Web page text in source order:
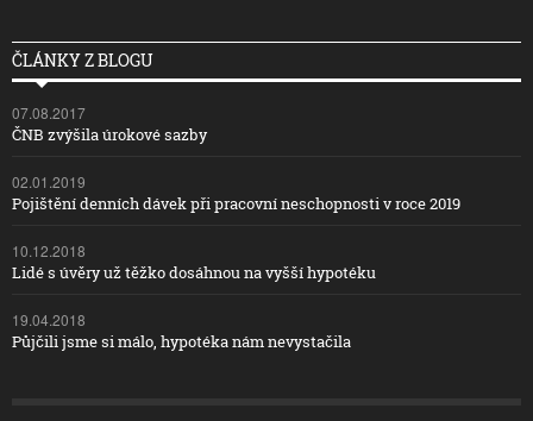
ČLÁNKY Z BLOGU
07.08.2017
ČNB zvýšila úrokové sazby
02.01.2019
Pojištění denních dávek při pracovní neschopnosti v roce 2019
10.12.2018
Lidé s úvěry už těžko dosáhnou na vyšší hypotéku
19.04.2018
Půjčili jsme si málo, hypotéka nám nevystačila